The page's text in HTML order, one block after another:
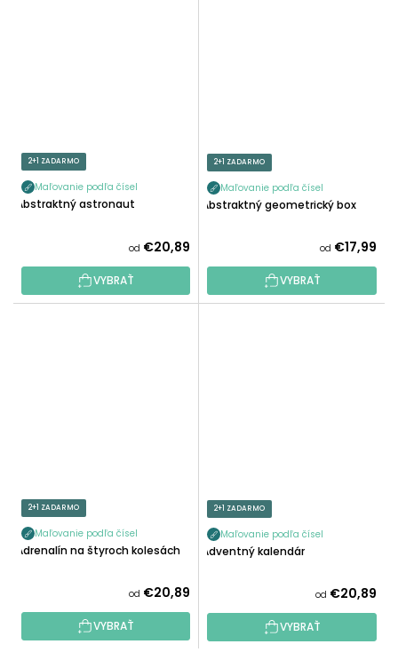
2+1 ZADARMO
Maľovanie podľa čísel
Abstraktný astronaut
od €20,89
VYBRAŤ
2+1 ZADARMO
Maľovanie podľa čísel
Abstraktný geometrický box
od €17,99
VYBRAŤ
2+1 ZADARMO
Maľovanie podľa čísel
Adrenalín na štyroch kolesách
od €20,89
VYBRAŤ
2+1 ZADARMO
Maľovanie podľa čísel
Adventný kalendár
od €20,89
VYBRAŤ